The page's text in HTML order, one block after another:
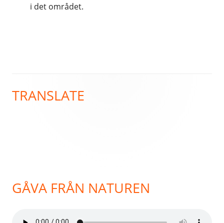
i det området.
Primär
TRANSLATE
GÅVA FRÅN NATUREN